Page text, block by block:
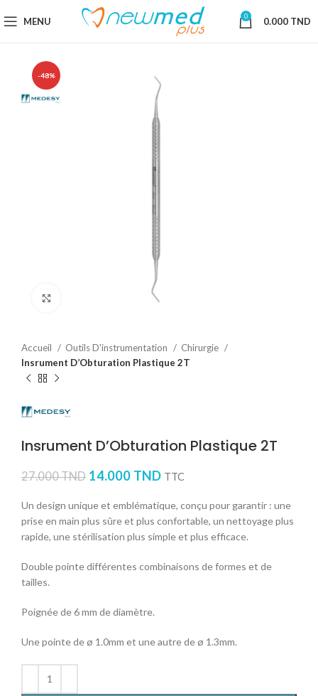
MENU 0 0.000 TND
-48%
Accueil Outils D'instrumentation
Chirurgie
Insrument D’Obturation Plastique 2T
Insrument D’Obturation Plastique 2T
27.000TND 14.000 TND TTC
Un design unique et emblématique, conçu pour garantir : une
prise en main plus sûre et plus confortable, un nettoyage plus
rapide, une stérilisation plus simple et plus efficace.
Double pointe différentes combinaisons de formes et de
tailles.
Poignée de 6 mm de diamètre.
Une pointe de ø 1.0mm et une autre de ø 1.3mm.